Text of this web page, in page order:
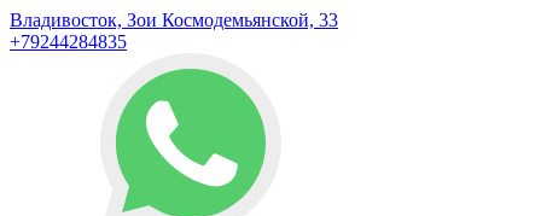
Владивосток, Зои Космодемьянской, 33
+79244284835